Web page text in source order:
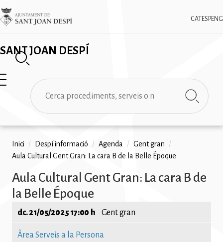
Vés
al
contingut
SANT JOAN DESPÍ
CAT ESPENG
Imatge
✕
Cerca
Fil
d'ariadna
Inici / Despí informació / Agenda / Gent gran
/
Aula Cultural Gent Gran: La cara B de la Belle Époque
Aula Cultural Gent Gran: La cara B de
la Belle Époque
dc. 21/05/2025 17:00 h Gent gran
Àrea Serveis a la Persona